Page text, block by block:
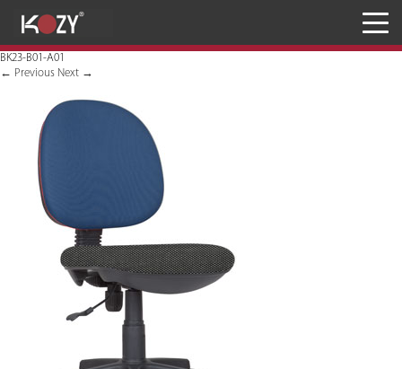
BK23-B01-A01
← Previous Next →
Penyimpanan
JASA RANCANG & BANGUN
Inaproc Site